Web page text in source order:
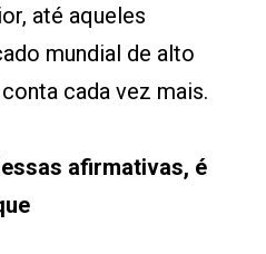
até aqueles
mundial de alto
cada vez mais.
afirmativas, é